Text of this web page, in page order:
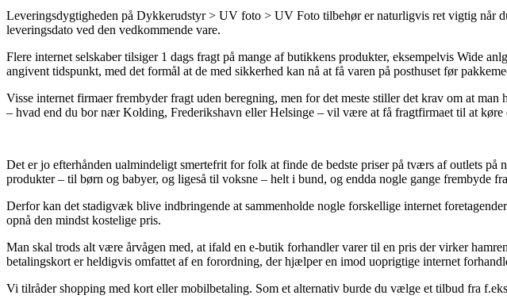
Leveringsdygtigheden på Dykkerudstyr > UV foto > UV Foto tilbehør er naturligvis ret vigtig når
leveringsdato ved den vedkommende vare.
Flere internet selskaber tilsiger 1 dags fragt på mange af butikkens produkter, eksempelvis Wide
angivent tidspunkt, med det formål at de med sikkerhed kan nå at få varen på posthuset før
Visse internet firmaer frembyder fragt uden beregning, men for det meste stiller det krav om at
– hvad end du bor nær Kolding, Frederikshavn eller Helsinge – vil være at få fragtfirmaet til at køre
Det er jo efterhånden ualmindeligt smertefrit for folk at finde de bedste priser på tværs af outlets
produkter – til børn og babyer, og ligeså til voksne – helt i bund, og endda nogle gange frembyde
Derfor kan det stadigvæk blive indbringende at sammenholde nogle forskellige internet
opnå den mindst kostelige pris.
Man skal trods alt være årvågen med, at ifald en e-butik forhandler varer til en pris der virker
betalingskort er heldigvis omfattet af en forordning, der hjælper en imod uoprigtige internet
Vi tilråder shopping med kort eller mobilbetaling. Som et alternativ burde du vælge et tilbud fra